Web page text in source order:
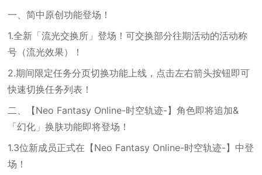
一、简中原创功能登场！
1.全新「流光交换所」登场！可交换部分往期活动的活动称
号（流光效果）！
2.期间限定任务分页切换功能上线，点击左右箭头按钮即可
快速切换任务列表！
二、【Neo Fantasy Online-时空轨迹-】角色即将追加&
「幻化」换肤功能即将登场！
1.3位新成员正式在【Neo Fantasy Online-时空轨迹-】中登
场！